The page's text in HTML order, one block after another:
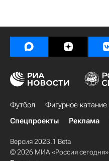
Футбол Фигурное катание
Спецпроекты
Реклама
Версия 2023.1 Beta
© 2026 МИА «Россия сегодня»